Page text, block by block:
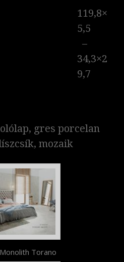
119,8×
5,5
–
34,3×2
9,7
gres porcelan
mozaik
Torano